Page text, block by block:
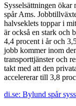
Sysselsättningen ökar
spår Ams.
halvseklets toppar i
är också en stark och
4,4 procent i år och
jobb kommer inom
transporttjänster och
takt med att den
accelererar till 3,8
di.se: Bylund spår